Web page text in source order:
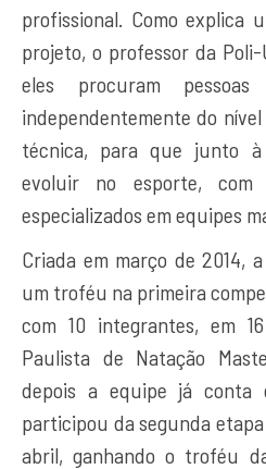
profissional. Como explica
projeto, o professor da Poli-
eles procuram
independentemente do
técnica, para que junto à
evoluir no esporte, com
especializados em equipes
Criada em março de 2014,
um troféu na primeira
com 10 integrantes, em
Paulista de Natação
depois a equipe já conta
participou da segunda
abril, ganhando o troféu